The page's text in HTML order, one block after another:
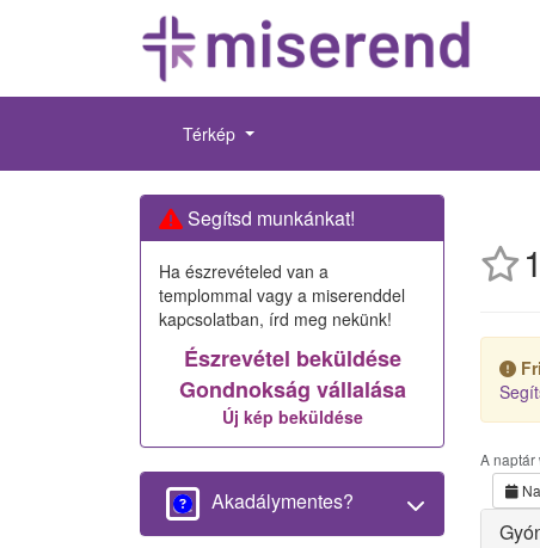
Térkép
Segítsd munkánkat!
Ha észrevételed van a
templommal vagy a miserenddel
kapcsolatban, írd meg nekünk!
Észrevétel beküldése
Gondnokság vállalása
Új kép beküldése
Akadálymentes?
A naptár